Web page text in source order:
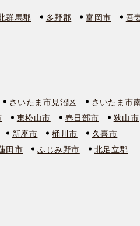
群馬郡 多野郡 富岡市
吾
さいたま市見沼区
さいたま市
東松山市 春日部市
狭山市
新座市 桶川市
久喜市
田市 ふじみ野市
北足立郡